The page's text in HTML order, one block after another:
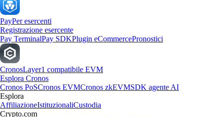
PayPer esercenti
Registrazione esercente
Pay TerminalPay SDKPlugin eCommercePronostici
CronosLayer1 compatibile EVM
Esplora Cronos
Cronos PoSCronos EVMCronos zkEVMSDK agente AI
Esplora
AffiliazioneIstituzionaliCustodia
Crypto.com